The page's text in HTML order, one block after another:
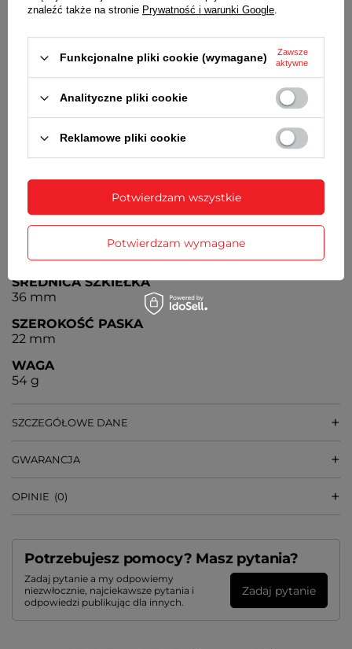
ALARM
STOPER
Stoper z dokładnością do 1/100 sekundy
BATERIA
Czas działania zegarka bez konieczności wymiany
baterii - 5 lat
MECHANIZM
ŚREDNICA KOPERTY
49 mm
GRUBOŚĆ KOPERTY
15 mm
ŚREDNICA SZKIEŁKA
36 mm
SZEROKOŚĆ PASKA
22 mm
WAGA
54 g
SZCZEGÓŁOWE DANE
GWARANCJA
OPINIE (0)
Potrzebujesz pomocy? Masz pytania?
Zadaj pytanie a my odpowiemy
niezwłocznie, najciekawsze pytania i
odpowiedzi publikując dla innych.
Zadaj pytanie
znaleźć także na stronie Prywatność i warunki Google.
Funkcjonalne pliki cookie (wymagane)
Zawsze
aktywne
Analityczne pliki cookie
Reklamowe pliki cookie
Potwierdzam wymagane
Potwierdzam wszystkie